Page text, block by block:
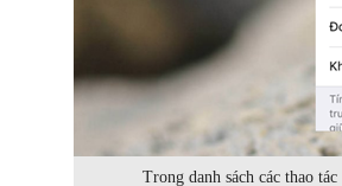
Trong danh sách các thao